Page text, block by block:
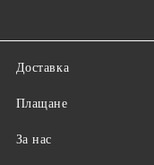
Доставка
Плащане
За нас